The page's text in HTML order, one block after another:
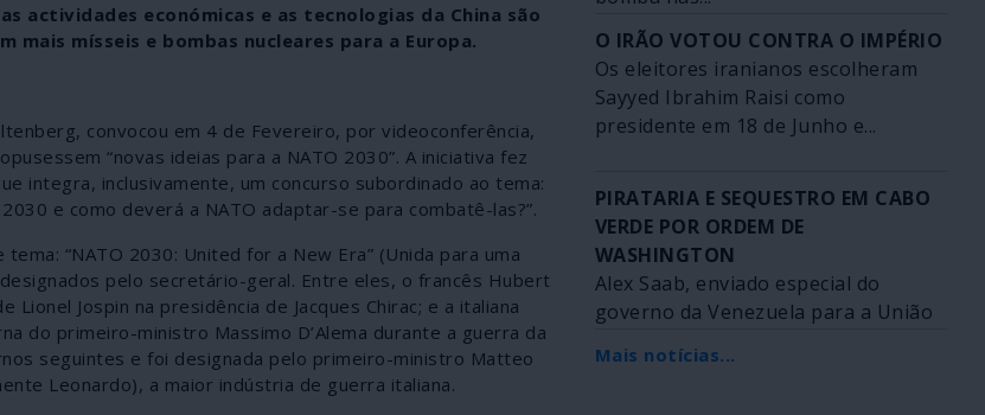
actividades económicas e as tecnologias da China são
mais mísseis e bombas nucleares para a Europa.
convocou em 4 de Fevereiro, por videoconferência,
“novas ideias para a NATO 2030”. A iniciativa fez
integra, inclusivamente, um concurso subordinado ao tema:
e como deverá a NATO adaptar-se para combatê-las?”.
“NATO 2030: United for a New Era” (Unida para uma
pelo secretário-geral. Entre eles, o francês Hubert
Jospin na presidência de Jacques Chirac; e a italiana
do primeiro-ministro Massimo D’Alema durante a guerra da
seguintes e foi designada pelo primeiro-ministro Matteo
Leonardo), a maior indústria de guerra italiana.
O IRÃO VOTOU CONTRA O IMPÉRIO
Os eleitores iranianos escolheram
Sayyed Ibrahim Raisi como
presidente em 18 de Junho e...
PIRATARIA E SEQUESTRO EM CABO
VERDE POR ORDEM DE
WASHINGTON
Alex Saab, enviado especial do
governo da Venezuela para a União
Mais notícias...